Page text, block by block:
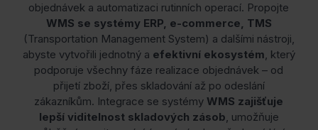
objednávek a automatizaci rutinních operací. Propojte
WMS se systémy ERP, e-commerce, TMS
(Transportation Management System) a dalšími nástroji,
abyste vytvořili jednotný a efektivní ekosystém, který
podporuje všechny fáze realizace objednávek – od
přijetí zboží, přes skladování až po odeslání
zákazníkům. Integrace se systémyWMS zajišťuje
lepší viditelnost skladových zásob, umožňuje